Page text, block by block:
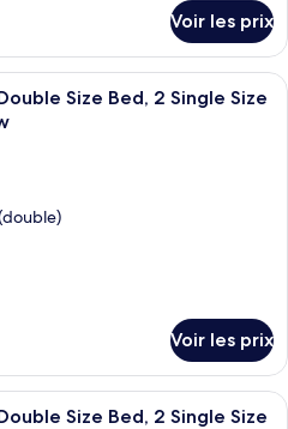
Voir les prix
Une chambre d’hôtel équipée d’un
Size Bed, 2 Single Size
Voir les prix
Une chambre d’hôtel équipée d’un
Size Bed, 2 Single Size